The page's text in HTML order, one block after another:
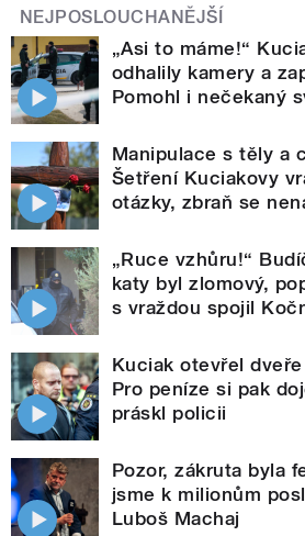
NEJPOSLOUCHANĚJŠÍ
„Asi to máme!“
odhalily kamery a
Pomohl i nečekaný
Manipulace s těly a
Šetření Kuciakovy
otázky, zbraň se
„Ruce vzhůru!“
katy byl zlomový,
s vraždou spojil
Kuciak otevřel
Pro peníze si pak
práskl policii
Pozor, zákruta byla
jsme k milionům
Luboš Machaj